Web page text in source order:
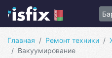
Главная Ремонт техники
Вакуумирование